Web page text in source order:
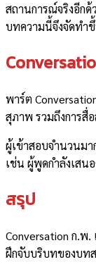
สถานการณ์จริงอีก
บทความนี้จึงจัดทำ
พาร์ต
สุภาพ รวมถึงการสื่
ผู้เข้าสอบจำนวนม
เช่น ผู้พูดกำลังเสน
สรุป
Conversation ก.พ
ฝึกจับบริบทของบท